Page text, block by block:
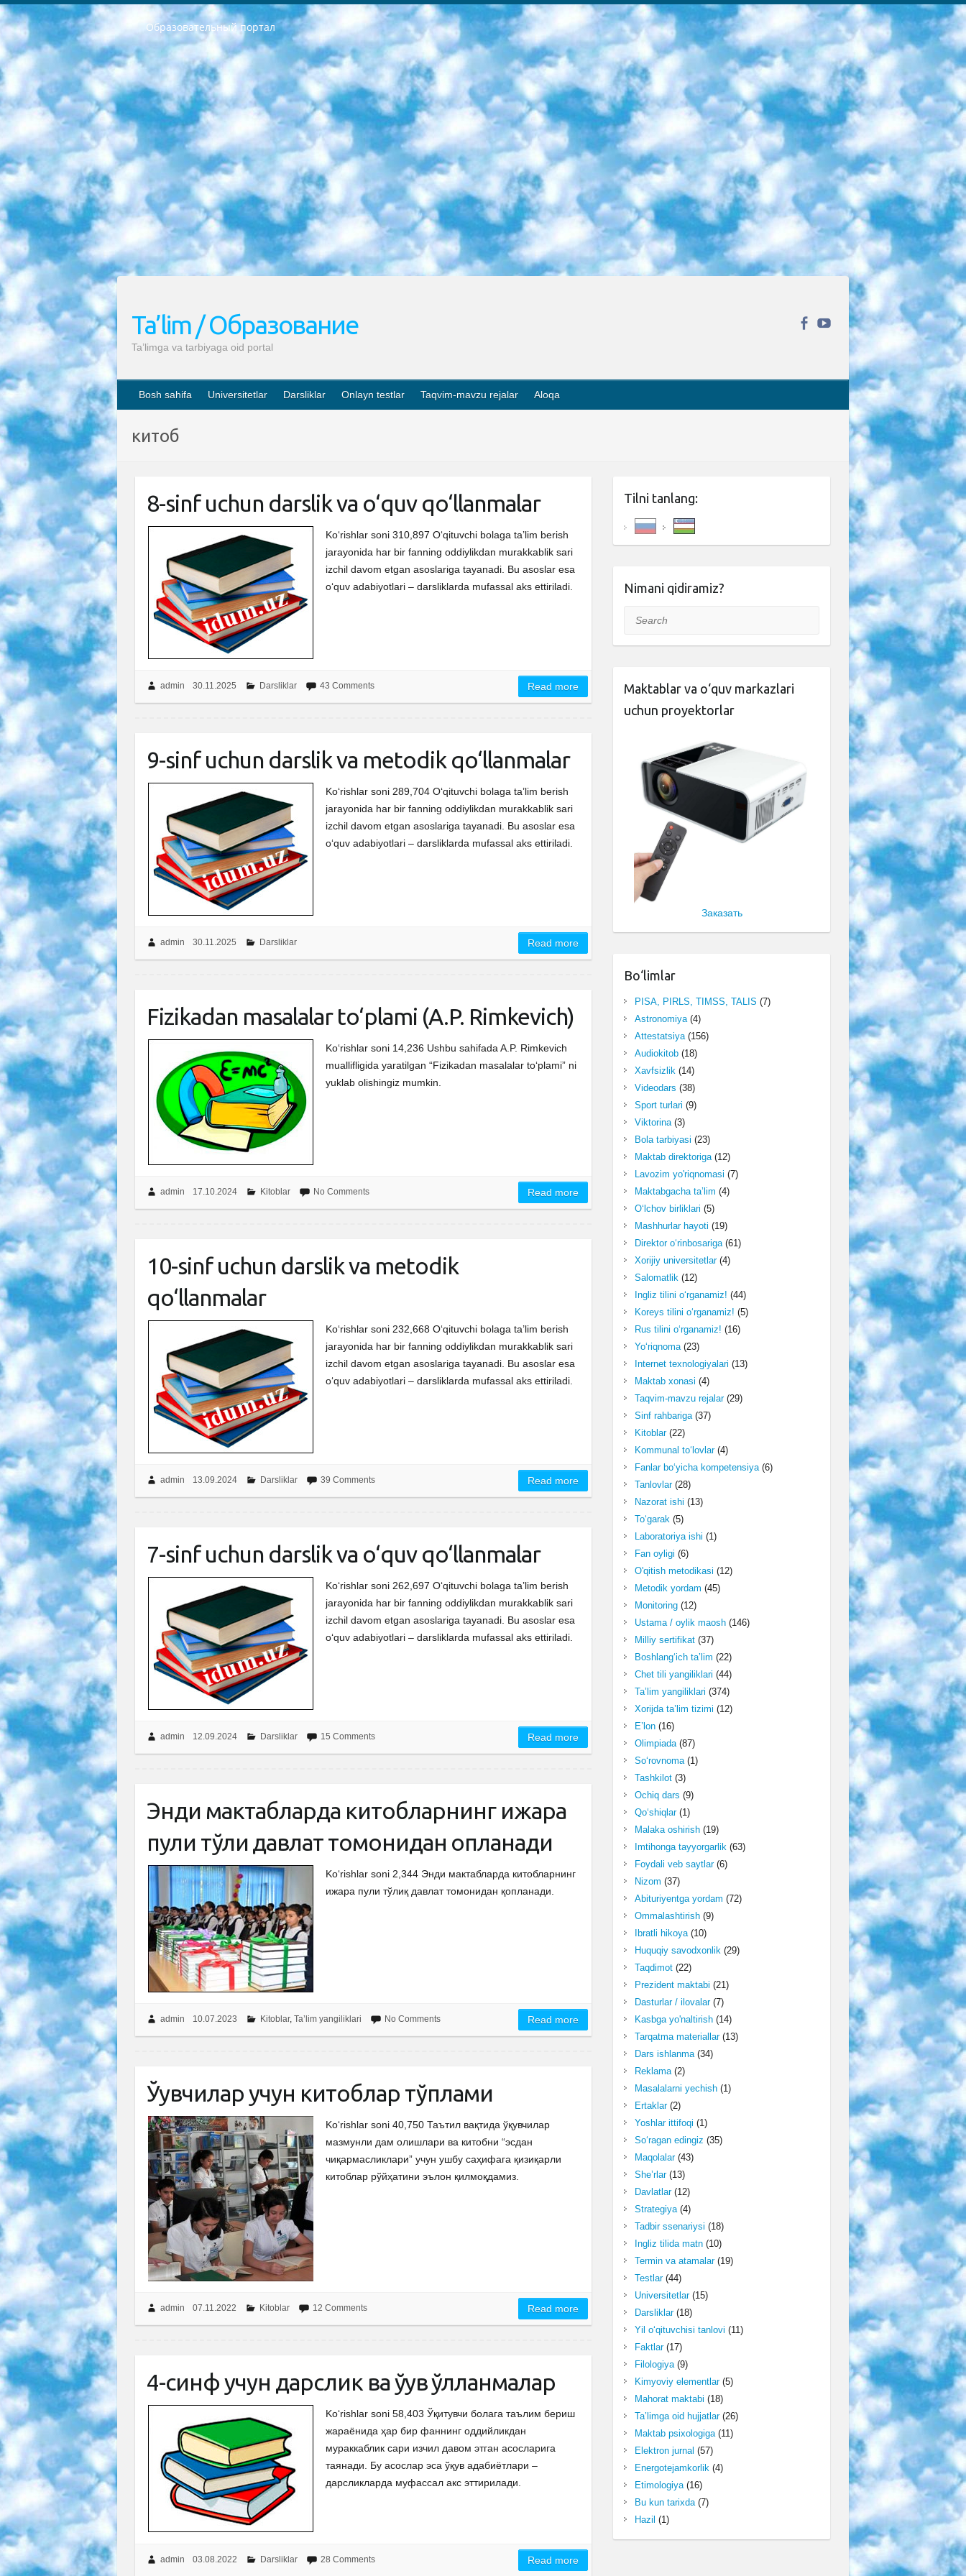
Образовательный портал
РЕСПУБЛИКА УЗБЕКИСТАН МИНИСТРЕРСТВО ДОШКОЛЬНОГО И ШКОЛЬНОГО ОБРАЗОВАНИЯ КОМАНДА в общеобразовательных учреждениях в 2023-2024 учебном году организация и проведение итоговой государственной аттестации обучающихся о Министра дошкольного и школьного образования Республики Узбекистан от 4 марта 2008 года (постановлением Минюста от 20 марта 2008 года № 1778 государственной регистрации) «Итоговое состояние учащихся общего среднего образования на основании положения об утверждении положения об аттестации общего среднего образования выпускной экзамен студентов в образовательных учреждениях в 2023-2024 учебном году В целях организации и прохождения аттестации приказываю: 1. Следующее: перечень предметов, по которым будет проводиться итоговая государственная аттестация и экзамен формы перевода согласно приложению 1; сертификаты международного образца, оценивающие уровень владения иностранными языками перечень согласно приложению 2; 2. Педагогический при специализированных образовательных учреждениях. научно-практический центр квалификации и международной оценки (Д.Давидова) 2024 г. До 25 марта: задания по предметам, по которым будет проводиться итоговая аттестация разработка и утверждение технических условий; итоговая аттестация на основании разработанного предметного задания разработка вопросов по предметам (устно и письменно), экзамен передача; общеобразовательные средние школы и специальные учебные заведения учащиеся выпускных классов школ и интернатов в агентской системе подготовка базы данных экзаменационных материалов и критериев оценки; перевод базы экзаменационных материалов на все языки обучения подать в Республиканский образовательный центр для изготовления; варианты экзаменов на основе разработанных контрольных материалов пусть будут поставлены задачи формирования. 3. Республиканский образовательный центр (Ш.Худайкулов) до 5 апреля 2024 года. до: база данных предоставленных экзаменационных материалов на все языки обучения перевод и экспертиза; для слепых, слабовидящих, глухих, слабослышащих и умственно отсталых детей учащиеся выпускных классов специализированных школ и школ-интернатов база данных экзаменационных материалов на всех преподаваемых языках подготовка критериев оценки; специализированные школы для умственно отсталых детей и технологии для учащихся выпускных классов школ-интернатов разработка соответствующих рекомендаций и критериев проведения ЕГЭ по естествознанию давать задания. 4. Педагогический при специализированных образовательных учреждениях. Научно-практический центр навыков и международной оценки (Д.Давидова), Республика образовательный центр (Худайкулов Ш.) итоговый государственный аттестационный экзамен ориентирован на творческое и логическое мышление при подготовке базы материалов учитывать введение заданий. 5. Следует отметить, что: сертификат государственного образца о знании общеобразовательного предмета и как минимум национальный уровень B1 по предметам на иностранных языках, указанным в Приложении 2. или международно признанный сертификат эквивалентного уровня студенты, изучающие определенный предмет, освобождаются от экзамена; по соответствующим предметам запланирована итоговая государственная аттестация за день до дня, путем жеребьевки Рабочей группой (в письменной форме по предметам, проводимым в форме) из числа сформированных вариантов выбрано 2 варианта; 2 выбранных варианта экзамена анонсированы на официальном сайте министерства и все выпускники по всей стране на основе этих вариантов проводит итоговую государственную аттестацию. 6. Государственное образование учащихся средних общеобразовательных учреждений. знания в соответствии с квалификационными требованиями, которые необходимо приобрести на основании стандартов итоговый (выпускной) контроль для 9 и 11 классов в целях тестирования Экзамены (далее – экзамены) состоят из предметов, перечисленных в приложении 1. будет сделано. 7. Экзамены пройдут с 26 мая по 15 июня 2024 г. (кроме науки физического воспитания). 8. Физическая для учащихся 9 классов общесредних образовательных учреждений. Экзамены по предмету «Образование, квалификация медицина» 1-6 мая 2024 года. сотрудники перевести под присмотр (с отклонениями в физическом или умственном развитии) специализированная школа для детей, школы-интернаты и со сколиозом школы-интернаты санаторного типа для больных детей исключены). 9. Он был слепым, слабовидящим и имел нарушения опорно-двигательного аппарата. экзамены в специализированных школах и интернатах для детей должны проводиться исходя из требований, предъявляемых к общеобразовательным учреждениям (физкультура кроме науки). 10. Специализированная школа для глухих и слабослышащих детей. и экзамены в интернатах и быть реализован в виде письменного теста по математике. 11. Специальность для умственно отсталых детей. Для 9 класса Родной язык и литературное письмо Государственный язык (язык обучения – узбекский). для неклассов) написано Математическое письмо Письменная/устная история Узбекистана Физическое воспитание практично Итоговый контроль Для 11 класса Написание родного языка и литературы (эссе) Математическое письмо Узбекский язык (обучение на узбекском языке) не посещающее общее среднее образование для учреждений)/Образовательное учреждение выбор письменный и устный Иностранный язык письменный/устный Письменная/устная история Узбекистана *По выбору студента:  Химия  Физика  Основы государственного права  География 10 бесплатных образовательных ресурсов - Мы составили подборку онлайн-проектов с интерактивными упражнениями, видеолекциями и статьями. Они помогут вам обрести новые и освежить старые знания бесплатно. 1. «ИНТУИТ» Старейшая образовательная площадка Рунета. Здесь вы найдёте сотни текстовых и видеокурсов на десятки различных тем — от программирования до психологии. Многие курсы подготовлены российскими университетами и крупными международными компаниями вроде Intel и Microsoft. Самостоятельное обучение бесплатное, но желающие могут оплатить услуги персональных наставников. 2. «Смартия» знакомит с актуальными профессиями и подсказывает, как им обучаться. Выбрав заинтересовавшую вас специальность — SMM-специалист, фотограф, веб-дизайнер или другую, — увидите список необходимых для неё умений. Чтобы вы могли освоить их самостоятельно, для каждого умения площадка отображает подборку ссылок на учебные материалы. Хотя «Смартия» ориентируется на русскоязычную аудиторию, часть контента всё же доступна только на английском. 3. «Лекторий Физтеха» Проект Московского физико-технического института (Физтеха). С его помощью вы можете смотреть онлайн серии лекций, записанные на видео в этом вузе. В числе доступных предметов — физика, биология, химия, информационные технологии и другие. К некоторым лекциям администрация ресурса прилагает готовые конспекты, которые можно скачивать в PDF-формате. 4. ITMOcourses Онлайн-площадка Санкт-Петербургского национального исследовательского университета информационных технологий, механики и оптики (ИТМО). Ресурс предоставляет свободный доступ к курсам, разработанным в этом вузе. Каталог материалов разбит на четыре категории: «Оптические системы и технологии», «Приборостроение и робототехника», «Информационные технологии» и «Биотехнологии». Курсы состоят из видеолекций, интерактивных демонстраций и заданий. 5. «КиберЛенинка» Электронная научная библиотека открытого доступа. Каталог площадки регулярно обрастает текстами статей из различных научных изданий. Сгруппированные по журналам и рубрикам публикации можно читать онлайн или скачивать целиком в PDF-формате. Проект нацелен на популяризацию науки за счёт открытого доступа к качественной информации. 6. «ПостНаука» На этом ресурсе публикуют подборки видеолекций, составленные экспертами из разных отраслей и объединённые общими темами. Среди них, к примеру, есть серии «Биоинформатика и геномика», «Культура средневековой Скандинавии» и Cinema Studies о теории кино. Каждая подборка лекций — логически связанная история, рассказанная экспертом от первого лица. Кроме того, на сайте появляются научно-образовательные статьи и тесты на разные темы. 7. «Newочём» Команда проекта «Newочём» отбирает самые интересные тексты из англоязычных СМИ и переводит те из них, за которые голосуют участники сообщества «ВКонтакте». По большей части это научно-популярные статьи. Редакторы придумывают лишь заголовки, в остальном содержание переводов соответствует оригиналам. Полные тексты можно читать прямо в социальной сети. 8. InternetUrok Онлайн-база материалов по основным дисциплинам школьной программы. Информация на сайте структурирована по классам, предметам и темам (урокам). Каждый урок состоит из видеолекций и конспектов. Есть также интерактивные тренажёры и тесты для закрепления пройденного материала. Даже если вы давно окончили школу, возможность повторить программу старших классов всегда может пригодиться. 9. Edutainme Ещё один ресурс об образовании. В отличие от Newtonew, как мне кажется, Edutainme больше ориентируется на представителей индустрии: педагогов, предпринимателей, разработчиков образовательных проектов. Но и любой, кто просто стремится к саморазвитию, найдёт на сайте много полезного и интересного для себя. Например, информацию о новых курсах и образовательных сервисах. 10. Newtonew Онлайн-медиа об образовании и обучении в широком смысле. Авторы Newtonew пишут об инструментах, заведениях, тактиках и стратегиях, которые помогают учить других и получать новые знания самостоятельно. На этой площадке вы найдёте новости, обзоры, аналитические мат
Ta’lim / Образование
Ta’limga va tarbiyaga oid portal
Bosh sahifa Universitetlar Darsliklar Onlayn testlar Taqvim-mavzu rejalar Aloqa
китоб
8-sinf uchun darslik va o‘quv qo‘llanmalar
Ko‘rishlar soni 310,897 O‘qituvchi bolaga ta’lim berish
jarayonida har bir fanning oddiylikdan murakkablik sari
izchil davom etgan asoslariga tayanadi. Bu asoslar esa
o‘quv adabiyotlari – darsliklarda mufassal aks ettiriladi.
admin 30.11.2025 Darsliklar 43 Comments Read more
9-sinf uchun darslik va metodik qo‘llanmalar
Ko‘rishlar soni 289,704 O‘qituvchi bolaga ta’lim berish
jarayonida har bir fanning oddiylikdan murakkablik sari
izchil davom etgan asoslariga tayanadi. Bu asoslar esa
o‘quv adabiyotlari – darsliklarda mufassal aks ettiriladi.
admin 30.11.2025 Darsliklar Read more
Fizikadan masalalar to‘plami (A.P. Rimkevich)
Ko‘rishlar soni 14,236 Ushbu sahifada A.P. Rimkevich
muallifligida yaratilgan “Fizikadan masalalar to‘plami” ni
yuklab olishingiz mumkin.
admin 17.10.2024 Kitoblar No Comments Read more
10-sinf uchun darslik va metodik
qo‘llanmalar
Ko‘rishlar soni 232,668 O‘qituvchi bolaga ta’lim berish
jarayonida har bir fanning oddiylikdan murakkablik sari
izchil davom etgan asoslariga tayanadi. Bu asoslar esa
o‘quv adabiyotlari – darsliklarda mufassal aks ettiriladi.
admin 13.09.2024 Darsliklar 39 Comments Read more
7-sinf uchun darslik va o‘quv qo‘llanmalar
Ko‘rishlar soni 262,697 O‘qituvchi bolaga ta’lim berish
jarayonida har bir fanning oddiylikdan murakkablik sari
izchil davom etgan asoslariga tayanadi. Bu asoslar esa
o‘quv adabiyotlari – darsliklarda mufassal aks ettiriladi.
admin 12.09.2024 Darsliklar 15 Comments Read more
Энди мактабларда китобларнинг ижара
пули тўлиқ давлат томонидан қопланади
Ko‘rishlar soni 2,344 Энди мактабларда китобларнинг
ижара пули тўлиқ давлат томонидан қопланади.
admin 10.07.2023 Kitoblar, Ta’lim yangiliklari No Comments Read more
Ўқувчилар учун китоблар тўплами
Ko‘rishlar soni 40,750 Таътил вақтида ўқувчилар
мазмунли дам олишлари ва китобни “эсдан
чиқармасликлари” учун ушбу саҳифага қизиқарли
китоблар рўйҳатини эълон қилмоқдамиз.
admin 07.11.2022 Kitoblar 12 Comments Read more
4-синф учун дарслик ва ўқув қўлланмалар
Ko‘rishlar soni 58,403 Ўқитувчи болага таълим бериш
жараёнида ҳар бир фаннинг оддийликдан
мураккаблик сари изчил давом этган асосларига
таянади. Бу асослар эса ўқув адабиётлари –
дарсликларда муфассал акс эттирилади.
admin 03.08.2022 Darsliklar 28 Comments Read more
Tilni tanlang:
Nimani qidiramiz?
Search
Maktablar va o‘quv markazlari
uchun proyektorlar
Заказать
Bo‘limlar
PISA, PIRLS, TIMSS, TALIS (7)
Astronomiya(4)
Attestatsiya(156)
Audiokitob(18)
Xavfsizlik(14)
Videodars (38)
Sport turlari (9)
Viktorina(3)
Bola tarbiyasi (23)
Maktab direktoriga(12)
Lavozim yo'riqnomasi (7)
Maktabgacha ta’lim (4)
O‘lchov birliklari (5)
Mashhurlar hayoti (19)
Direktor o‘rinbosariga(61)
Xorijiy universitetlar(4)
Salomatlik(12)
Ingliz tilini o‘rganamiz! (44)
Koreys tilini o‘rganamiz! (5)
Rus tilini o‘rganamiz! (16)
Yo‘riqnoma(23)
Internet texnologiyalari (13)
Maktab xonasi (4)
Taqvim-mavzu rejalar(29)
Sinf rahbariga(37)
Kitoblar(22)
Kommunal to‘lovlar(4)
Fanlar bo‘yicha kompetensiya(6)
Tanlovlar(28)
Nazorat ishi (13)
To‘garak(5)
Laboratoriya ishi (1)
Fan oyligi (6)
O'qitish metodikasi (12)
Metodik yordam (45)
Monitoring(12)
Ustama / oylik maosh(146)
Milliy sertifikat(37)
Boshlang‘ich ta’lim (22)
Chet tili yangiliklari (44)
Ta’lim yangiliklari (374)
Xorijda ta’lim tizimi (12)
E’lon(16)
Olimpiada(87)
So‘rovnoma(1)
Tashkilot(3)
Ochiq dars (9)
Qo‘shiqlar(1)
Malaka oshirish(19)
Imtihonga tayyorgarlik(63)
Foydali veb saytlar(6)
Nizom (37)
Abituriyentga yordam (72)
Ommalashtirish(9)
Ibratli hikoya(10)
Huquqiy savodxonlik(29)
Taqdimot(22)
Prezident maktabi (21)
Dasturlar / ilovalar(7)
Kasbga yo'naltirish(14)
Tarqatma materiallar(13)
Dars ishlanma(34)
Reklama(2)
Masalalarni yechish(1)
Ertaklar(2)
Yoshlar ittifoqi (1)
So‘ragan edingiz (35)
Maqolalar(43)
She’rlar(13)
Davlatlar(12)
Strategiya(4)
Tadbir ssenariysi (18)
Ingliz tilida matn(10)
Termin va atamalar(19)
Testlar(44)
Universitetlar(15)
Darsliklar(18)
Yil o‘qituvchisi tanlovi (11)
Faktlar(17)
Filologiya(9)
Kimyoviy elementlar(5)
Mahorat maktabi (18)
Ta’limga oid hujjatlar(26)
Maktab psixologiga(11)
Elektron jurnal (57)
Energotejamkorlik(4)
Etimologiya(16)
Bu kun tarixda(7)
Hazil (1)